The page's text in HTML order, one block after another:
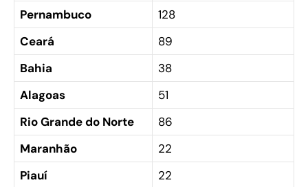
Pernambuco
128
Ceará
89
Bahia
38
Alagoas
51
Rio Grande do Norte
86
Maranhão
22
Piauí
22